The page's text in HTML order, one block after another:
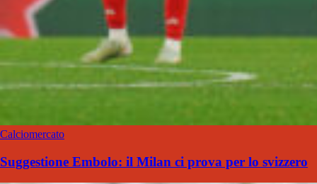
Calciomercato
Suggestione Embolo: il Milan ci prova per lo svizzero